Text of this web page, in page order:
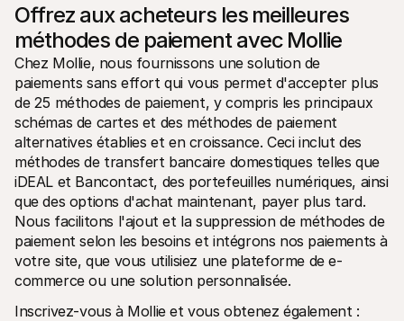
Offrez aux acheteurs les meilleures
méthodes de paiement avec Mollie
Chez Mollie, nous fournissons une solution de
paiements sans effort qui vous permet d'accepter plus
de 25 méthodes de paiement, y compris les principaux
schémas de cartes et des méthodes de paiement
alternatives établies et en croissance. Ceci inclut des
méthodes de transfert bancaire domestiques telles que
iDEAL et Bancontact, des portefeuilles numériques, ainsi
que des options d'achat maintenant, payer plus tard.
Nous facilitons l'ajout et la suppression de méthodes de
paiement selon les besoins et intégrons nos paiements à
votre site, que vous utilisiez une plateforme de e-
commerce ou une solution personnalisée.
Inscrivez-vous à Mollie et vous obtenez également :